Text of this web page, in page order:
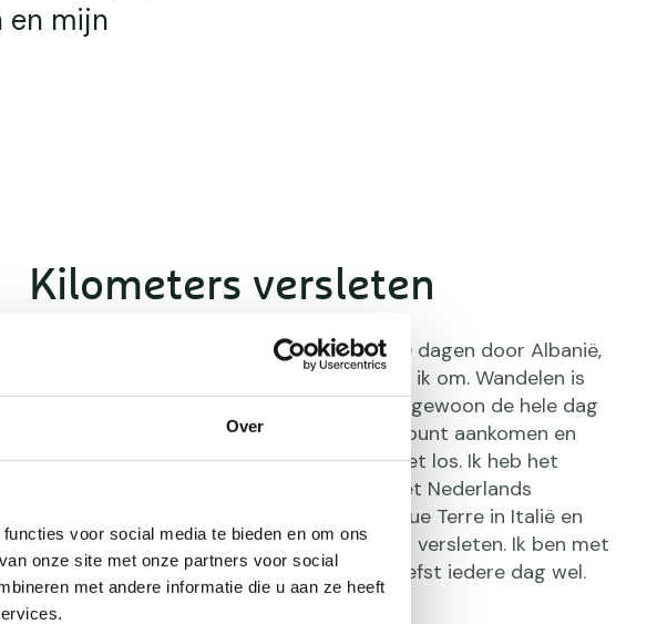
Over
voor social media te bieden en om ons
onze site met onze partners voor social
met andere informatie die u aan ze heeft
en mijn
Kilometers versleten
Sinds ik in 2019 de Peaks of the Balkan (10 dagen door Albanië,
Montenegro en Kosovo) heb gelopen, ben ik om. Wandelen is
geweldig. De ene voet voor de andere en gewoon de hele dag
alleen maar een doel hebben: bij dat eindpunt aankomen en
dan niks meer. Na die wandeltocht ging het los. Ik heb het
gelopen, het eerste deel van het Nederlands
en Alta Via Cinque Terre in Italië en
heb heel wat kilometers in de Dolomieten versleten. Ik ben met
recht een wandelliefhebber en loop het liefst iedere dag wel.